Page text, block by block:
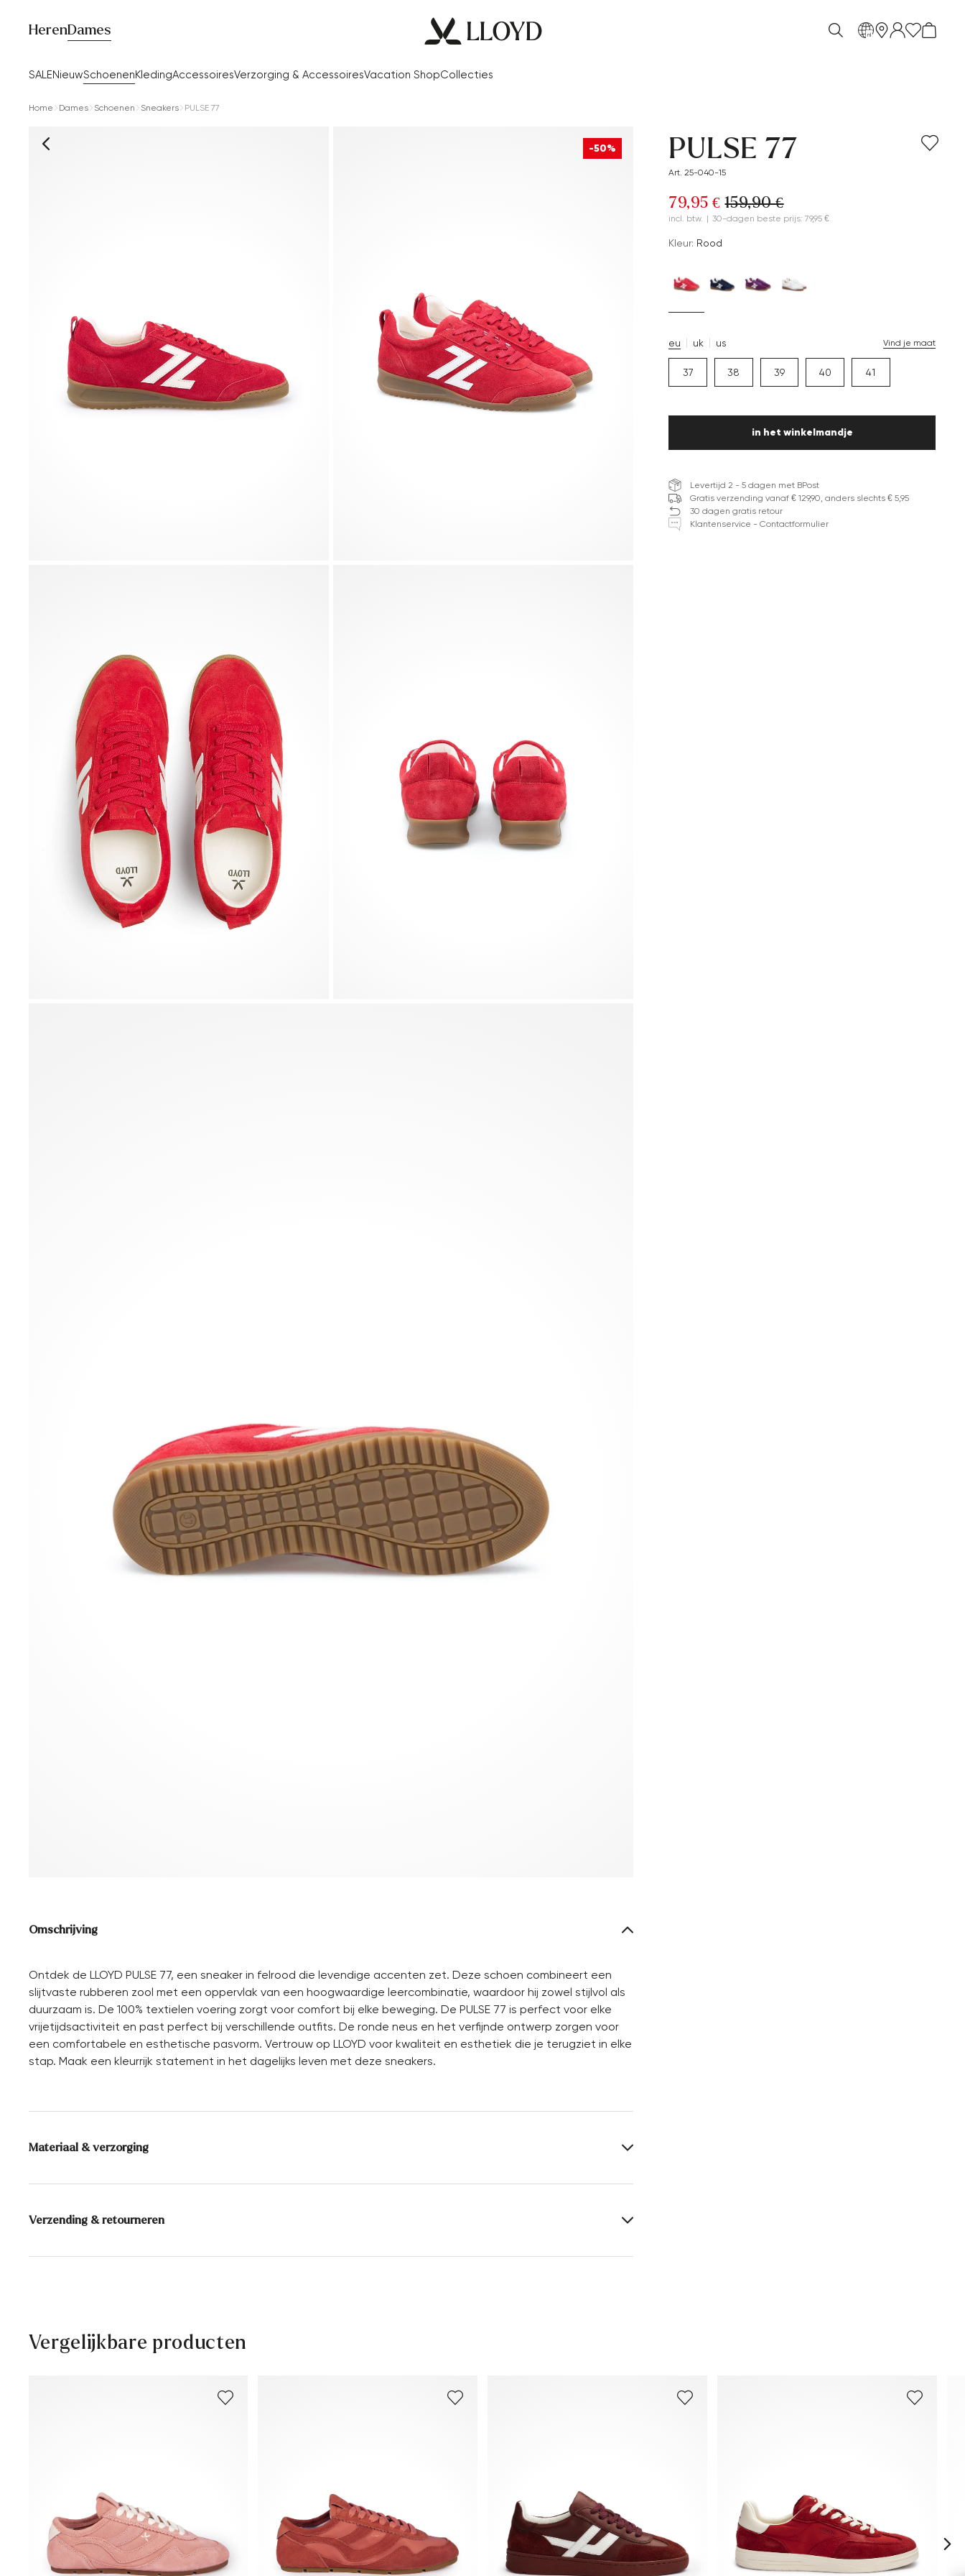
HerenDames
SALENieuwSchoenenKledingAccessoiresVerzorging & AccessoiresVacation ShopCollecties
nl
Home Dames Schoenen Sneakers PULSE 77
-50%
Omschrijving
Ontdek de LLOYD PULSE 77, een sneaker in felrood die levendige accenten zet. Deze schoen combineert een
slijtvaste rubberen zool met een oppervlak van een hoogwaardige leercombinatie, waardoor hij zowel stijlvol als
duurzaam is. De 100% textielen voering zorgt voor comfort bij elke beweging. De PULSE 77 is perfect voor elke
vrijetijdsactiviteit en past perfect bij verschillende outfits. De ronde neus en het verfijnde ontwerp zorgen voor
een comfortabele en esthetische pasvorm. Vertrouw op LLOYD voor kwaliteit en esthetiek die je terugziet in elke
stap. Maak een kleurrijk statement in het dagelijks leven met deze sneakers.
Materiaal & verzorging
Productieschaal: EU-maten Bovenwerk:
Combinatie leer
Verzending & retourneren
Levertijd 2 - 5 dagen met BPost
Meer informatie over dit onderwerp vindt u in het
PULSE 77
Art. 25-040-15
79,95 € 159,90 €
incl. btw. | 30-dagen beste prijs: 79,95 €
Kleur: Rood
eu uk us Vind je maat
37 38 39 40 41
in het winkelmandje
Levertijd 2 - 5 dagen met BPost
Gratis verzending vanaf € 129,90, anders slechts € 5,95
30 dagen gratis retour
Klantenservice - Contactformulier
Vergelijkbare producten